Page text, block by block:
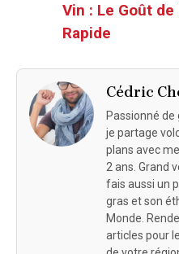
Vin : Le Goût
Rapide
Cédric
Passionné
je partage
plans avec
2 ans. Grand
fais aussi un
gras et son
Monde.
articles pour